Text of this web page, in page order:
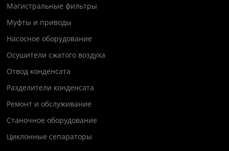
Магистральные фильтры
Муфты и приводы
Насосное оборудование
Осушители сжатого воздуха
Отвод конденсата
Разделители конденсата
Ремонт и обслуживание
Станочное оборудование
Циклонные сепараторы